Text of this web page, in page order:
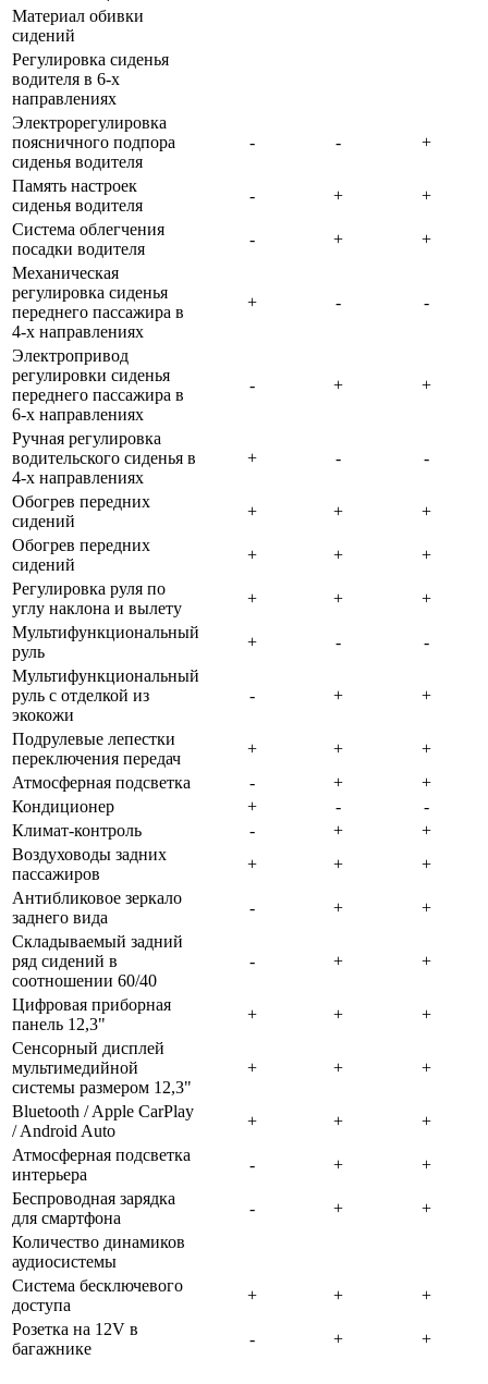
Материал обивки
сидений
Регулировка сиденья
водителя в 6-х
направлениях
Электрорегулировка
поясничного подпора
сиденья водителя
Память настроек
сиденья водителя
Система облегчения
посадки водителя
Механическая
регулировка сиденья
переднего пассажира в
4-х направлениях
Электропривод
регулировки сиденья
переднего пассажира в
6-х направлениях
Ручная регулировка
водительского сиденья в
4-х направлениях
Обогрев передних
сидений
Обогрев передних
сидений
Регулировка руля по
углу наклона и вылету
Мультифункциональный
руль
Мультифункциональный
руль с отделкой из
экокожи
Подрулевые лепестки
переключения передач
Атмосферная подсветка
Кондиционер
Климат-контроль
Воздуховоды задних
пассажиров
Антибликовое зеркало
заднего вида
Складываемый задний
ряд сидений в
соотношении 60/40
Цифровая приборная
панель 12,3"
Сенсорный дисплей
мультимедийной
системы размером 12,3"
Bluetooth / Apple CarPlay
/ Android Auto
Атмосферная подсветка
интерьера
Беспроводная зарядка
для смартфона
Количество динамиков
аудиосистемы
Система беcключевого
доступа
Розетка на 12V в
багажнике